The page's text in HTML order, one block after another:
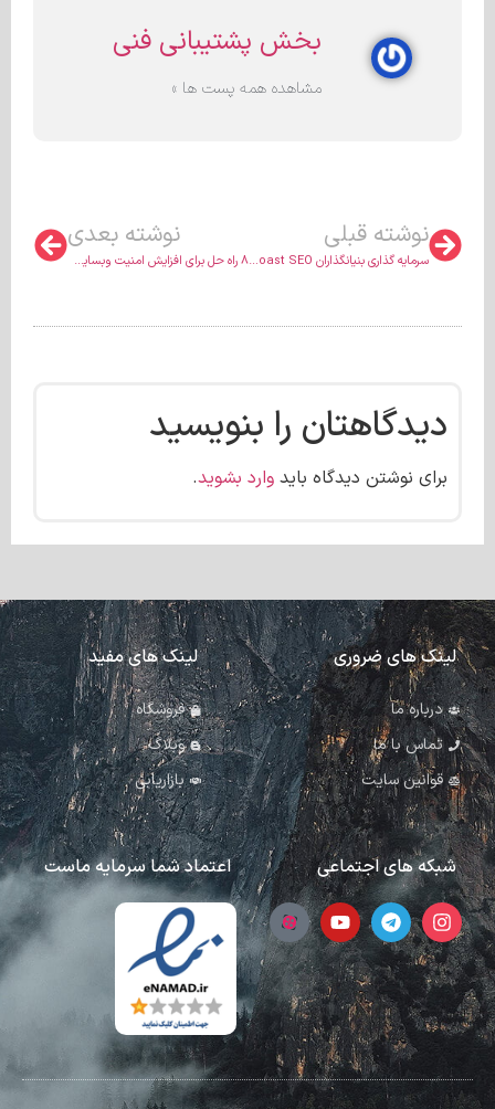
بخش پشتیبانی فنی
مشاهده همه پست ها »
نوشته قبلی
سرمایه گذاری بنیانگذاران Yoast SEO روی افزونه WordPress Accessibility
نوشته بعدی
8 راه حل برای افزایش امنیت وبسایت وردپرسی
دیدگاهتان را بنویسید
برای نوشتن دیدگاه باید وارد بشوید.
لینک های ضروری
درباره ما
تماس با ما
قوانین سایت
لینک های مفید
فروشگاه
وبلاگ
بازاریابی
شبکه های اجتماعی اعتماد شما سرمایه ماست